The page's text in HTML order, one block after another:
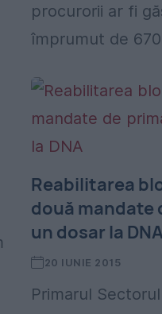
procurorii ar fi
împrumut de
Reabilitarea
două mandate
un dosar la DNA
20 IUNIE 2015
Primarul